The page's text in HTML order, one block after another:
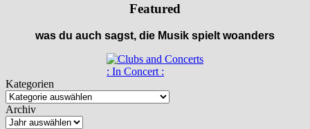
Featured
was du auch sagst, die Musik spielt woanders
: In Concert :
Kategorien
Archiv